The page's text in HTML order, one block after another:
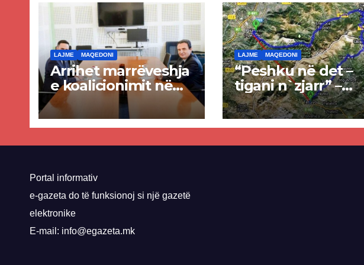
LAJME MAQEDONI
Arrihet marrëveshja
e koalicionimit në
parim mes Kurtit
dhe Abdixhikut
LAJME MAQEDONI
“Peshku në det –
tigani n`zjarr” –
Ende pa u kryer
projekti i tunelit,
komuna e Tetovës
nis punimet për
Portal informativ
e-gazeta do të funksionoj si një gazetë
elektronike
E-mail: info@egazeta.mk